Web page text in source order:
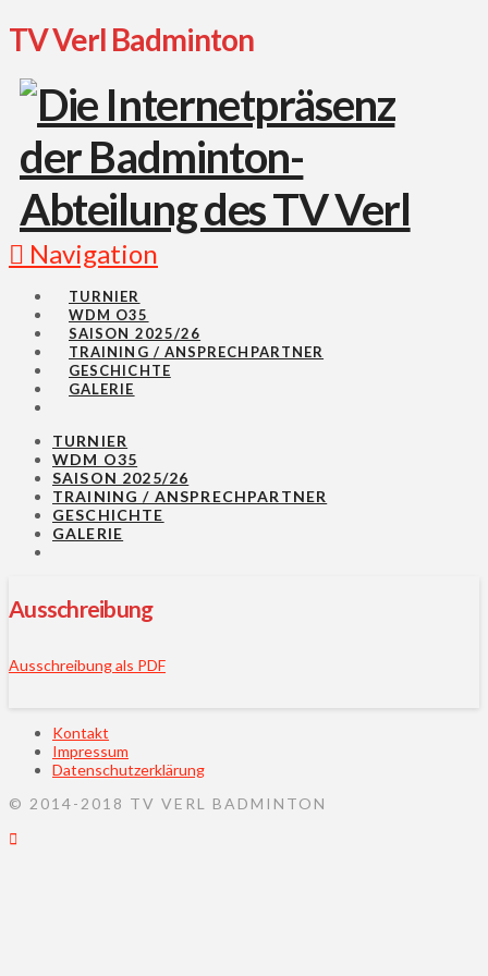
TV Verl Badminton
Navigation
TURNIER
WDM O35
SAISON 2025/26
TRAINING / ANSPRECHPARTNER
GESCHICHTE
GALERIE
TURNIER
WDM O35
SAISON 2025/26
TRAINING / ANSPRECHPARTNER
GESCHICHTE
GALERIE
Ausschreibung
Ausschreibung als PDF
Kontakt
Impressum
Datenschutzerklärung
© 2014-2018 TV VERL BADMINTON